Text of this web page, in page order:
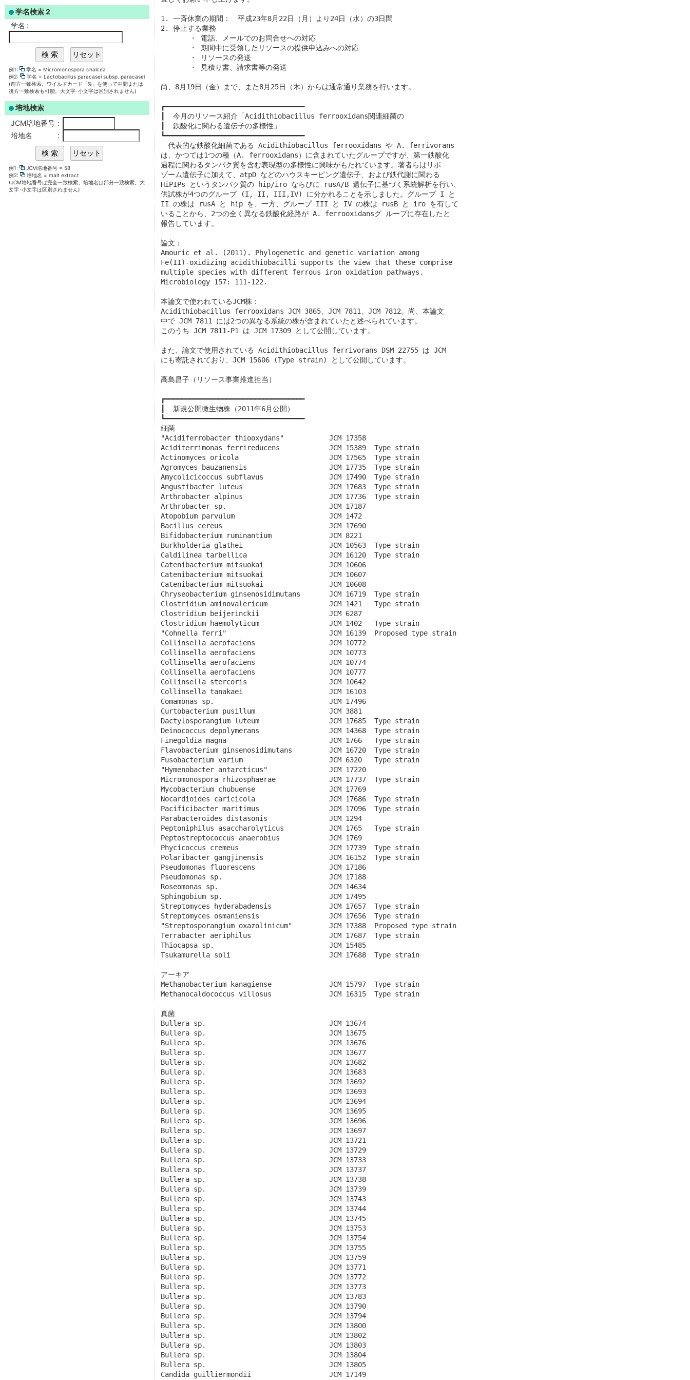
学名検索 2
学名 :
例1:
学名 = Micromonospora chalcea
例2:
学名 = Lactobacillus paracasei subsp. paracasei
(前方一致検索。ワイルドカード「%」を使って中間または
後方一致検索も可能。大文字･小文字は区別されません)
培地検索
JCM培地番号 :
培地名
:
例1:
JCM培地番号 = 58
例2:
培地名 = malt extract
(JCM培地番号は完全一致検索、培地名は部分一致検索。大
文字･小文字は区別されません)